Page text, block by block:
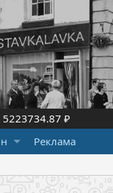
5223734.87 ₽
Реклама